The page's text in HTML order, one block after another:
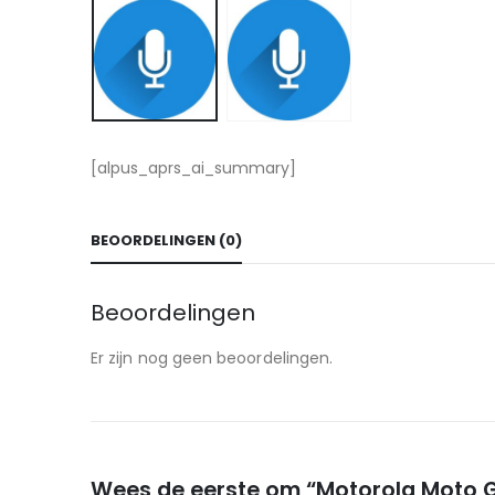
[alpus_aprs_ai_summary]
BEOORDELINGEN (0)
Beoordelingen
Er zijn nog geen beoordelingen.